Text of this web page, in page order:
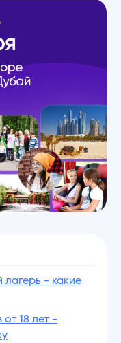
лагерь - какие
от 18 лет -